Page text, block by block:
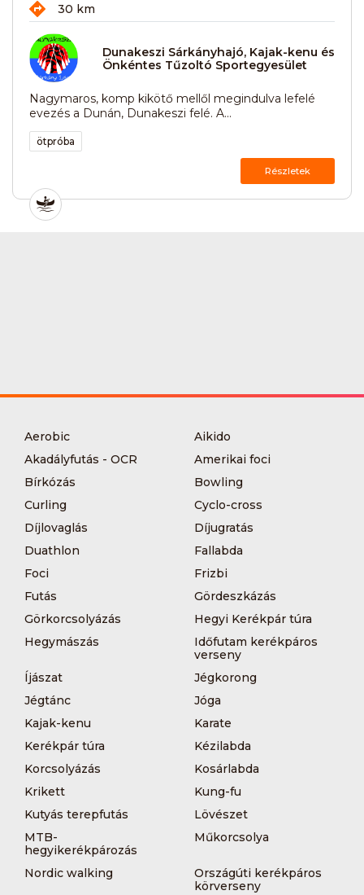
30 km
Dunakeszi Sárkányhajó, Kajak-kenu és
Önkéntes Tűzoltó Sportegyesület
Nagymaros, komp kikötő mellől megindulva lefelé
evezés a Dunán, Dunakeszi felé. A...
ötpróba
Részletek
Aerobic
Aikido
Akadályfutás - OCR
Amerikai foci
Bírkózás
Bowling
Curling
Cyclo-cross
Díjlovaglás
Díjugratás
Duathlon
Fallabda
Foci
Frizbi
Futás
Gördeszkázás
Görkorcsolyázás
Hegyi Kerékpár túra
Hegymászás
Időfutam kerékpáros
verseny
Íjászat
Jégkorong
Jégtánc
Jóga
Kajak-kenu
Karate
Kerékpár túra
Kézilabda
Korcsolyázás
Kosárlabda
Krikett
Kung-fu
Kutyás terepfutás
Lövészet
MTB-
hegyikerékpározás
Műkorcsolya
Nordic walking
Országúti kerékpáros
körverseny